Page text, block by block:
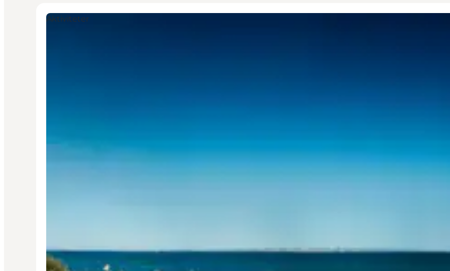
Aktiviteter